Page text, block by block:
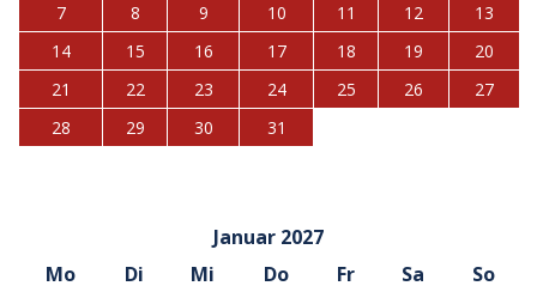
7
8 9 10 11 12
13
14
15 16 17 18 19
20
21
22 23 24 25 26
27
28
29 30 31
Januar 2027
Mo
Di Mi Do Fr Sa So